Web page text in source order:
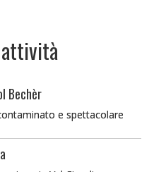
Bechèr
e spettacolare